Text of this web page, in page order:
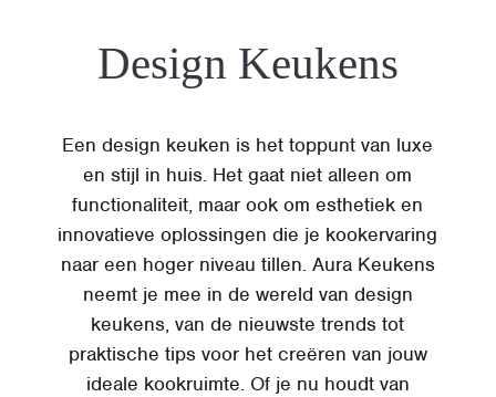
Design Keukens
Een design keuken is het toppunt van luxe
en stijl in huis. Het gaat niet alleen om
functionaliteit, maar ook om esthetiek en
innovatieve oplossingen die je kookervaring
naar een hoger niveau tillen. Aura Keukens
neemt je mee in de wereld van design
keukens, van de nieuwste trends tot
praktische tips voor het creëren van jouw
ideale kookruimte. Of je nu houdt van